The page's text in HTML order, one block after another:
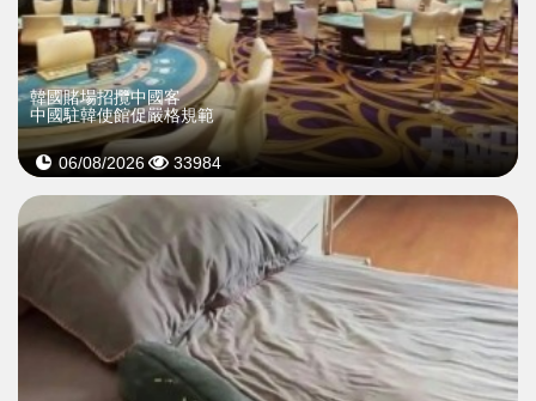
韓國賭場招攬中國客
中國駐韓使館促嚴格規範
06/08/2026 33984